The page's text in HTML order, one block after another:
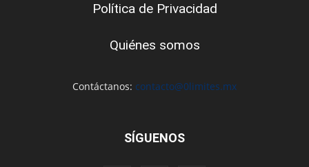
Política de Privacidad
Quiénes somos
Contáctanos: contacto@0limites.mx
SÍGUENOS